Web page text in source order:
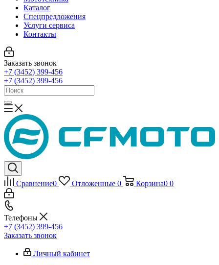
Каталог
Спецпредложения
Услуги сервиса
Контакты
Заказать звонок
+7 (3452) 399-456
+7 (3452) 399-456
Сравнение0 Отложенные 0 Корзина0 0
Телефоны
+7 (3452) 399-456
Заказать звонок
Личный кабинет